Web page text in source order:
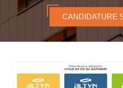
CANDIDATURE